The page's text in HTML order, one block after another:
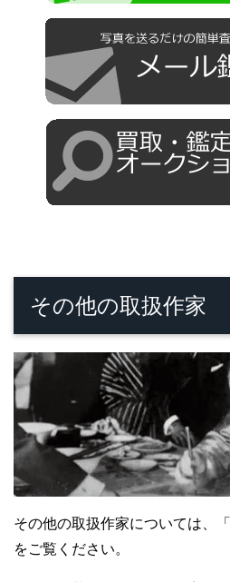
その他の取扱作家
その他の取扱作家については、「
をご覧ください。